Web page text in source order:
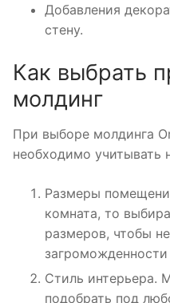
Добавления
стену.
Как выбрать
молдинг
При выборе молдинга
необходимо учитывать
Размеры
комната, то
размеров, чтобы
загроможденности
Стиль интерьера.
подобрать под